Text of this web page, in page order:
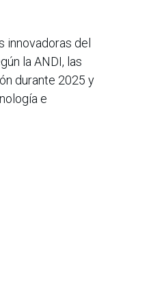
innovadoras del
la ANDI, las
durante 2025 y
e